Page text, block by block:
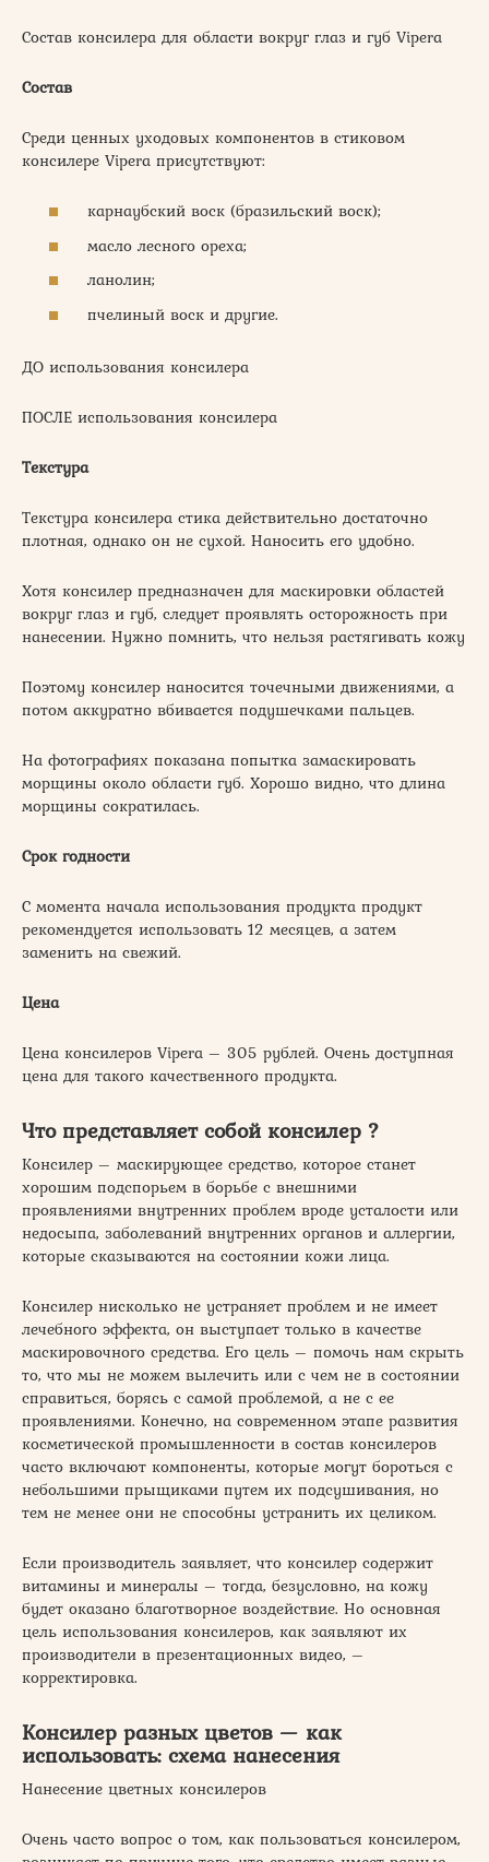
Состав консилера для области вокруг глаз и губ Vipera
Состав
Среди ценных уходовых компонентов в стиковом
консилере Vipera присутствуют:
карнаубский воск (бразильский воск);
масло лесного ореха;
ланолин;
пчелиный воск и другие.
ДО использования консилера
ПОСЛЕ использования консилера
Текстура
Текстура консилера стика действительно достаточно
плотная, однако он не сухой. Наносить его удобно.
Хотя консилер предназначен для маскировки областей
вокруг глаз и губ, следует проявлять осторожность при
нанесении. Нужно помнить, что нельзя растягивать кожу
Поэтому консилер наносится точечными движениями, а
потом аккуратно вбивается подушечками пальцев.
На фотографиях показана попытка замаскировать
морщины около области губ. Хорошо видно, что длина
морщины сократилась.
Срок годности
С момента начала использования продукта продукт
рекомендуется использовать 12 месяцев, а затем
заменить на свежий.
Цена
Цена консилеров Vipera – 305 рублей. Очень доступная
цена для такого качественного продукта.
Что представляет собой консилер ?
Консилер – маскирующее средство, которое станет
хорошим подспорьем в борьбе с внешними
проявлениями внутренних проблем вроде усталости или
недосыпа, заболеваний внутренних органов и аллергии,
которые сказываются на состоянии кожи лица.
Консилер нисколько не устраняет проблем и не имеет
лечебного эффекта, он выступает только в качестве
маскировочного средства. Его цель – помочь нам скрыть
то, что мы не можем вылечить или с чем не в состоянии
справиться, борясь с самой проблемой, а не с ее
проявлениями. Конечно, на современном этапе развития
косметической промышленности в состав консилеров
часто включают компоненты, которые могут бороться с
небольшими прыщиками путем их подсушивания, но
тем не менее они не способны устранить их целиком.
Если производитель заявляет, что консилер содержит
витамины и минералы – тогда, безусловно, на кожу
будет оказано благотворное воздействие. Но основная
цель использования консилеров, как заявляют их
производители в презентационных видео, –
корректировка.
Консилер разных цветов — как
использовать: схема нанесения
Нанесение цветных консилеров
Очень часто вопрос о том, как пользоваться консилером,